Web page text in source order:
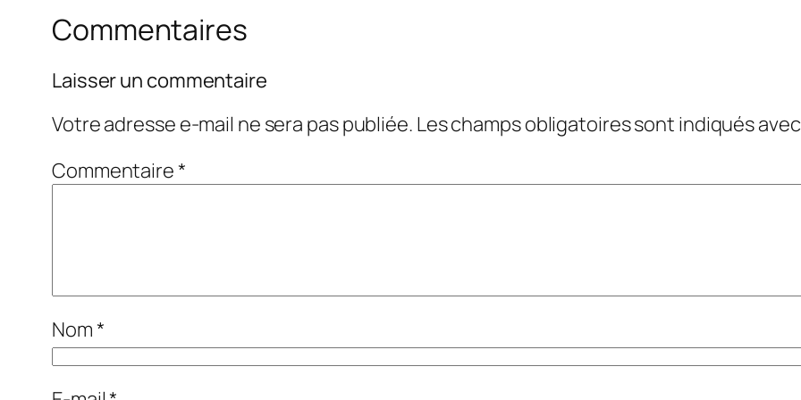
Commentaires
Laisser un commentaire
Votre adresse e-mail ne sera pas publiée. Les champs obligatoires sont indiqués
Commentaire*
Nom*